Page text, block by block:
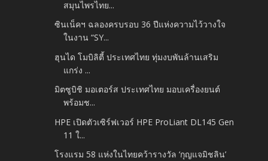
สมุนไพรไทย...
ซินเน็คฯ ฉลองครบรอบ 36 ปีแห่งความไว้วางใจ
ในงาน “SY...
ฮุนได โมบิลิตี้ ประเทศไทย ทุ่มงบพันล้านเสริม
แกร่ง ...
มิตซูบิชิ มอเตอร์ส ประเทศไทย มอบเครื่องยนต์
พร้อมช...
HPE เปิดตัวเซิร์ฟเวอร์ HPE ProLiant DL145 Gen
11 ใ...
โรงแรม 58 แห่งในไทยคว้ารางวัล ‘กุญแจมิชลิน’